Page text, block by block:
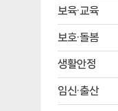
보육·교육
보호·돌봄
생활안정
임신·출산